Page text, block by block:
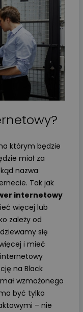
którym będzie
miał za
nazwa
Tak jak
internetowy
więcej lub
zależy od
się
i mieć
na Black
wzmożonego
być tylko
– nie